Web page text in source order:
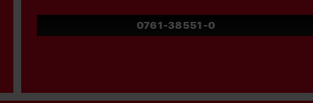
0761-38551-0